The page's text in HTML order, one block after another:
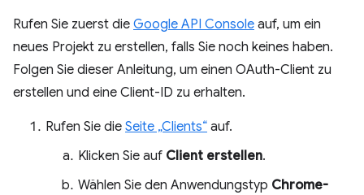
Rufen Sie zuerst die Google API Console auf, um ein
neues Projekt zu erstellen, falls Sie noch keines haben.
Folgen Sie dieser Anleitung, um einen OAuth-Client zu
erstellen und eine Client-ID zu erhalten.
Rufen Sie die Seite „Clients“ auf.
Klicken Sie auf Client erstellen.
Wählen Sie den Anwendungstyp Chrome-